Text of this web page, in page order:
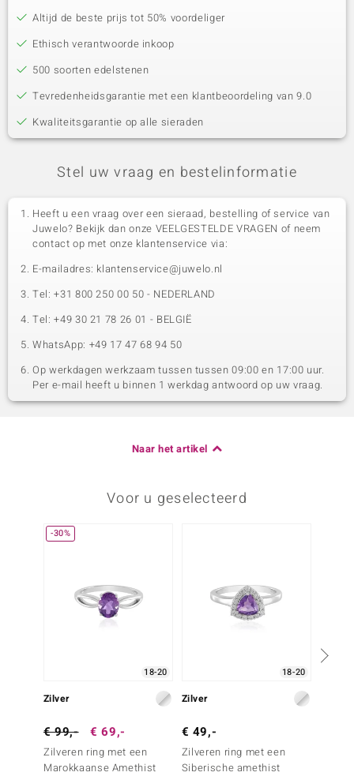
Altijd de beste prijs tot 50% voordeliger
Ethisch verantwoorde inkoop
500 soorten edelstenen
Tevredenheidsgarantie met een klantbeoordeling van 9.0
Kwaliteitsgarantie op alle sieraden
Stel uw vraag en bestelinformatie
Heeft u een vraag over een sieraad, bestelling of service van
Juwelo? Bekijk dan onze VEELGESTELDE VRAGEN of neem
contact op met onze klantenservice via:
E-mailadres: klantenservice@juwelo.nl
Tel: +31 800 250 00 50 - NEDERLAND
Tel: +49 30 21 78 26 01 - BELGIË
WhatsApp: +49 17 47 68 94 50
Op werkdagen werkzaam tussen tussen 09:00 en 17:00 uur.
Per e-mail heeft u binnen 1 werkdag antwoord op uw vraag.
Naar het artikel
Voor u geselecteerd
-30%
18-20
Zilver
€ 99,- € 69,-
Zilveren ring met een
Marokkaanse Amethist
18-20
Zilver
€ 49,-
Zilveren ring met een
Siberische amethist